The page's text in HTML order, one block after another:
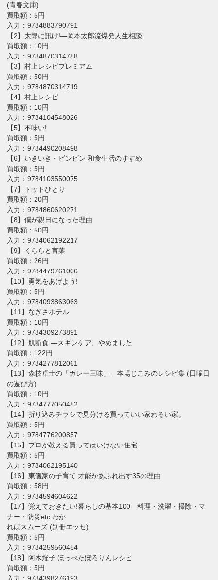
(青春文庫)
買取額：5円
入力：9784883790791
【2】太郎に訊け!―岡本太郎流爆発人生相談
買取額：10円
入力：9784870314788
【3】村上レシピプレミアム
買取額：50円
入力：9784870314719
【4】村上レシピ
買取額：10円
入力：9784104548026
【5】不味い!
買取額：5円
入力：9784490208498
【6】いきいき・ビンビン 和食生活のすすめ
買取額：5円
入力：9784103550075
【7】トットひとり
買取額：20円
入力：9784860620271
【8】僕が親日になった理由
買取額：50円
入力：9784062192217
【9】くららと言葉
買取額：26円
入力：9784479761006
【10】勇気をあげよう!
買取額：5円
入力：9784093863063
【11】なぎさホテル
買取額：10円
入力：9784309273891
【12】肌断食 —スキンケア、やめました
買取額：122円
入力：9784277812061
【13】森枝卓士の「カレー三味」―本場じこみのレシピ集 (日曜日
の遊び方)
買取額：10円
入力：9784777050482
【14】折り込みチラシで見分ける買っていい家わるい家。
買取額：5円
入力：9784776200857
【15】プロが教える買ってはいけない住宅
買取額：5円
入力：9784062195140
【16】東儀家の子育て 才能があふれ出す35の理由
買取額：58円
入力：9784594604622
【17】覚えておきたい!暮らしの基本100―料理・洗濯・掃除・マ
ナー・防災etc.わか
ればスムーズ (別冊エッセ)
買取額：5円
入力：9784259560454
【18】阿木燿子 ほっぺたぽろりんレシピ
買取額：5円
入力：9784398276193